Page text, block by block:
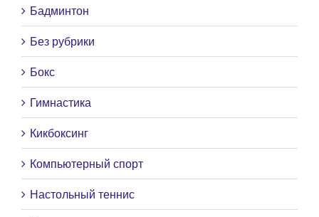
Бадминтон
Без рубрики
Бокс
Гимнастика
Кикбоксинг
Компьютерный спорт
Настольный теннис